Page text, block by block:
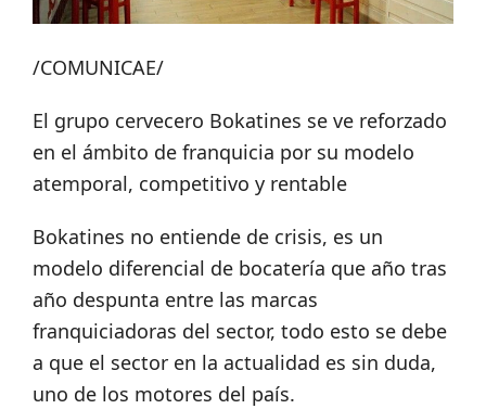
/COMUNICAE/
El grupo cervecero Bokatines se ve reforzado
en el ámbito de franquicia por su modelo
atemporal, competitivo y rentable
Bokatines no entiende de crisis, es un
modelo diferencial de bocatería que año tras
año despunta entre las marcas
franquiciadoras del sector, todo esto se debe
a que el sector en la actualidad es sin duda,
uno de los motores del país.